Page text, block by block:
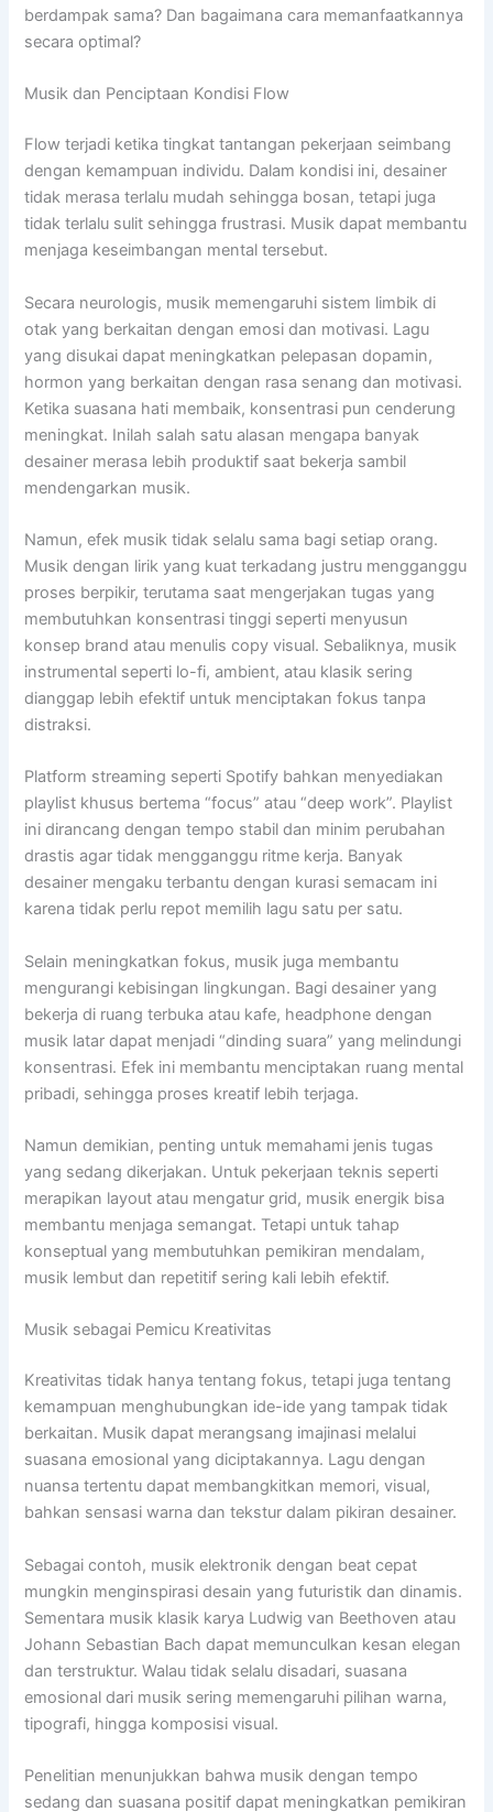
berdampak sama? Dan bagaimana cara memanfaatkannya
secara optimal?
Musik dan Penciptaan Kondisi Flow
Flow terjadi ketika tingkat tantangan pekerjaan seimbang
dengan kemampuan individu. Dalam kondisi ini, desainer
tidak merasa terlalu mudah sehingga bosan, tetapi juga
tidak terlalu sulit sehingga frustrasi. Musik dapat membantu
menjaga keseimbangan mental tersebut.
Secara neurologis, musik memengaruhi sistem limbik di
otak yang berkaitan dengan emosi dan motivasi. Lagu
yang disukai dapat meningkatkan pelepasan dopamin,
hormon yang berkaitan dengan rasa senang dan motivasi.
Ketika suasana hati membaik, konsentrasi pun cenderung
meningkat. Inilah salah satu alasan mengapa banyak
desainer merasa lebih produktif saat bekerja sambil
mendengarkan musik.
Namun, efek musik tidak selalu sama bagi setiap orang.
Musik dengan lirik yang kuat terkadang justru mengganggu
proses berpikir, terutama saat mengerjakan tugas yang
membutuhkan konsentrasi tinggi seperti menyusun
konsep brand atau menulis copy visual. Sebaliknya, musik
instrumental seperti lo-fi, ambient, atau klasik sering
dianggap lebih efektif untuk menciptakan fokus tanpa
distraksi.
Platform streaming seperti Spotify bahkan menyediakan
playlist khusus bertema “focus” atau “deep work”. Playlist
ini dirancang dengan tempo stabil dan minim perubahan
drastis agar tidak mengganggu ritme kerja. Banyak
desainer mengaku terbantu dengan kurasi semacam ini
karena tidak perlu repot memilih lagu satu per satu.
Selain meningkatkan fokus, musik juga membantu
mengurangi kebisingan lingkungan. Bagi desainer yang
bekerja di ruang terbuka atau kafe, headphone dengan
musik latar dapat menjadi “dinding suara” yang melindungi
konsentrasi. Efek ini membantu menciptakan ruang mental
pribadi, sehingga proses kreatif lebih terjaga.
Namun demikian, penting untuk memahami jenis tugas
yang sedang dikerjakan. Untuk pekerjaan teknis seperti
merapikan layout atau mengatur grid, musik energik bisa
membantu menjaga semangat. Tetapi untuk tahap
konseptual yang membutuhkan pemikiran mendalam,
musik lembut dan repetitif sering kali lebih efektif.
Musik sebagai Pemicu Kreativitas
Kreativitas tidak hanya tentang fokus, tetapi juga tentang
kemampuan menghubungkan ide-ide yang tampak tidak
berkaitan. Musik dapat merangsang imajinasi melalui
suasana emosional yang diciptakannya. Lagu dengan
nuansa tertentu dapat membangkitkan memori, visual,
bahkan sensasi warna dan tekstur dalam pikiran desainer.
Sebagai contoh, musik elektronik dengan beat cepat
mungkin menginspirasi desain yang futuristik dan dinamis.
Sementara musik klasik karya Ludwig van Beethoven atau
Johann Sebastian Bach dapat memunculkan kesan elegan
dan terstruktur. Walau tidak selalu disadari, suasana
emosional dari musik sering memengaruhi pilihan warna,
tipografi, hingga komposisi visual.
Penelitian menunjukkan bahwa musik dengan tempo
sedang dan suasana positif dapat meningkatkan pemikiran